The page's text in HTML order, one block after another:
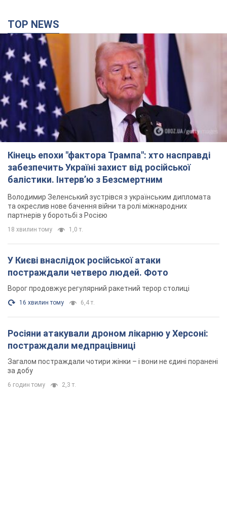
TOP NEWS
Кінець епохи "фактора Трампа": хто насправді
забезпечить Україні захист від російської
балістики. Інтерв’ю з Безсмертним
Володимир Зеленський зустрівся з українським дипломата
та окреслив нове бачення війни та ролі міжнародних
партнерів у боротьбі з Росією
18 хвилин тому 1,0 т.
У Києві внаслідок російської атаки
постраждали четверо людей. Фото
Ворог продовжує регулярний ракетний терор столиці
16 хвилин тому 6,4 т.
Росіяни атакували дроном лікарню у Херсоні:
постраждали медпрацівниці
Загалом постраждали чотири жінки – і вони не єдині поранені
за добу
6 годин тому 2,3 т.